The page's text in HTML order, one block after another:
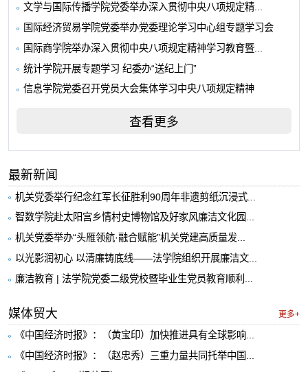
文学与国际传播学院党委举办深入贯彻中央八项规定精...
国际经济贸易学院党委举办党委理论学习中心组专题学习会
国际商学院举办深入贯彻中央八项规定精神学习教育暨...
统计学院开展专题学习 纪委办“送纪上门”
信息学院党委召开党员大会集体学习中央八项规定精神
查看更多
最新新闻
机关党委举行纪念红军长征胜利90周年非遗剪纸沉浸式...
智数学院赴太阳宫乡情村史博物馆及好家风廉洁文化园...
机关党委举办“头雁领航·融合赋能”机关党建高质量发...
以光影润初心 以清廉铸底线——法学院组织开展廉洁文...
廉洁教育 | 法学院党委二级党校暨毕业生党员教育顺利...
媒体贸大 更多+
《中国经济时报》：（黄宝印）加快推进具有全球影响...
《中国经济时报》：（赵忠秀）三重力量共同托举中国...